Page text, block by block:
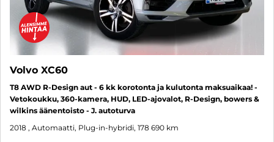
Volvo XC60
T8 AWD R-Design aut - 6 kk korotonta ja kulutonta maksuaikaa! -
Vetokoukku, 360-kamera, HUD, LED-ajovalot, R-Design, bowers &
wilkins äänentoisto - J. autoturva
2018 , Automaatti, Plug-in-hybridi, 178 690 km